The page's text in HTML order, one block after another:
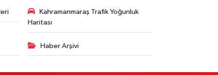
Kahramanmaraş Trafik Yoğunluk
Haritası
Haber Arşivi